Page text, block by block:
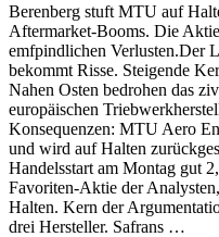
Berenberg stuft MTU auf
Aftermarket-Booms. Die
emfpindlichen Verlusten.Der
bekommt Risse. Steigende
Nahen Osten bedrohen das
europäischen
Konsequenzen: MTU Aero
und wird auf Halten
Handelsstart am Montag gut
Favoriten-Aktie der
Halten. Kern der
drei Hersteller. Safrans …